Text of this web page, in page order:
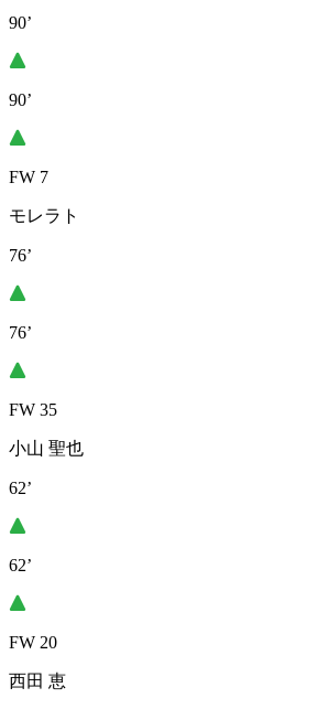
90’
90’
FW 7
モレラト
76’
76’
FW 35
小山 聖也
62’
62’
FW 20
西田 恵